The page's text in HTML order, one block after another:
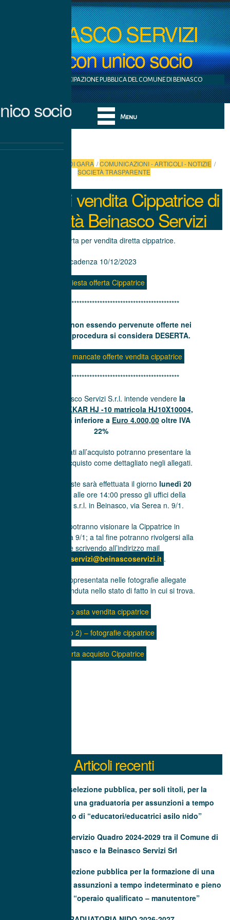
BEINASCO SERVIZI
S.r.l. con unico socio
AZIENDA A PARTECIPAZIONE PUBBLICA DEL COMUNE DI BEINASCO
Menu
socio
BANDI DI GARA /COMUNICAZIONI - ARTICOLI - NOTIZIE /
SOCIETÀ TRASPARENTE
Avviso di vendita Cippatrice di
proprietà Beinasco Servizi
Richiesta offerta per vendita diretta cippatrice.
Scadenza 10/12/2023
Richiesta offerta Cippatrice
*************************************************************
Si comunica che non essendo pervenute offerte nei
tempi stabiliti, la procedura si considera DESERTA.
Comunicazione mancate offerte vendita cippatrice
*************************************************************
La società Beinasco Servizi S.r.l. intende vendere la
CIPPATRICE JUNKKAR HJ -10 matricola HJ10X10004,
ad un prezzo non inferiore a Euro 4.000,00 oltre IVA
22%
I soggetti interessati all’acquisto potranno presentare la
propria offerta di acquisto come dettagliato negli allegati.
L’apertura delle buste sarà effettuata il giorno lunedì 20
, alle ore 14:00 presso gli uffici della
Beinasco Servizi s.r.l. in Beinasco, via Serea n. 9/1.
Gli interessati potranno visionare la Cippatrice in
Beinasco, via Serea 9/1; a tal fine potranno rivolgersi alla
venditrice scrivendo all’indirizzo mail
beinascoservizi@beinascoservizi.it .
La Cippatrice, rappresentata nelle fotografie allegate
(Allegato 2) sarà venduta nello stato di fatto in cui si trova.
Avviso asta vendita cippatrice
Allegato 2) – fotografie cippatrice
Offerta acquisto Cippatrice
Articoli recenti
Avviso di selezione pubblica, per soli titoli, per la
formazione di una graduatoria per assunzioni a tempo
determinato di “educatori/educatrici asilo nido”
Contratto di Servizio Quadro 2024-2029 tra il Comune di
Beinasco e la Beinasco Servizi Srl
Avviso di selezione pubblica per la formazione di una
graduatoria per assunzioni a tempo indeterminato e pieno
(40 ore) di “operaio qualificato – manutentore”